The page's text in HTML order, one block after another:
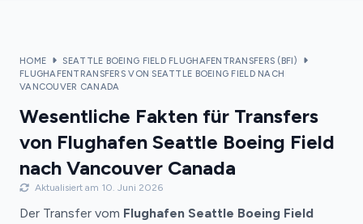
HOME
SEATTLE BOEING FIELD FLUGHAFENTRANSFERS (BFI)
FLUGHAFENTRANSFERS VON SEATTLE BOEING FIELD NACH
VANCOUVER CANADA
Wesentliche Fakten für Transfers
von Flughafen Seattle Boeing Field
nach Vancouver Canada
Aktualisiert am 10. Juni 2026
Der Transfer vom Flughafen Seattle Boeing Field